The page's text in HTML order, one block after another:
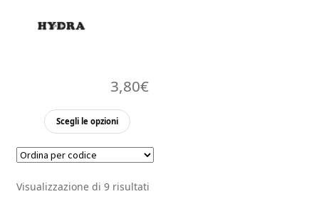
3,80€
Scegli le opzioni
Questo
ha
varianti.
Visualizzazione di 9 risultati